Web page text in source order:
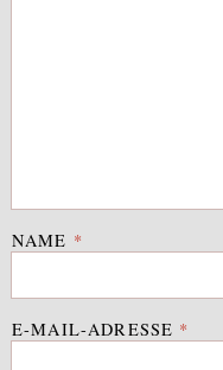
NAME *
E-MAIL-ADRESSE *